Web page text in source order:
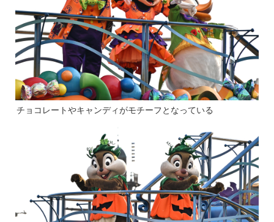
チョコレートやキャンディがモチーフとなっている